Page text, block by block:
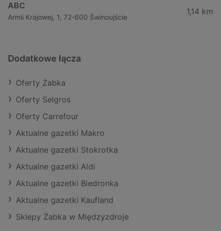
ABC
Armii Krajowej, 1, 72-600 Świnoujście
1,14 km
Dodatkowe łącza
Oferty Żabka
Oferty Selgros
Oferty Carrefour
Aktualne gazetki Makro
Aktualne gazetki Stokrotka
Aktualne gazetki Aldi
Aktualne gazetki Biedronka
Aktualne gazetki Kaufland
Sklepy Żabka w Międzyzdroje